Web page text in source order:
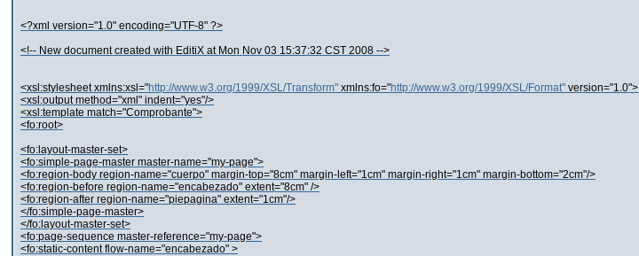
<?xml version="1.0" encoding="UTF-8" ?>
<!-- New document created with EditiX at Mon Nov 03 15:37:32 CST 2008 -->
<xsl:stylesheet xmlns:xsl="http://www.w3.org/1999/XSL/Transform" xmlns:fo="http://www.w3.org/1999/XSL/Format" version="1.0">
<xsl:output method="xml" indent="yes"/>
<xsl:template match="Comprobante">
<fo:root>
<fo:layout-master-set>
<fo:simple-page-master master-name="my-page">
<fo:region-body region-name="cuerpo" margin-top="8cm" margin-left="1cm" margin-right="1cm" margin-bottom="2cm"/>
<fo:region-before region-name="encabezado" extent="8cm" />
<fo:region-after region-name="piepagina" extent="1cm"/>
</fo:simple-page-master>
</fo:layout-master-set>
<fo:page-sequence master-reference="my-page">
<fo:static-content flow-name="encabezado" >